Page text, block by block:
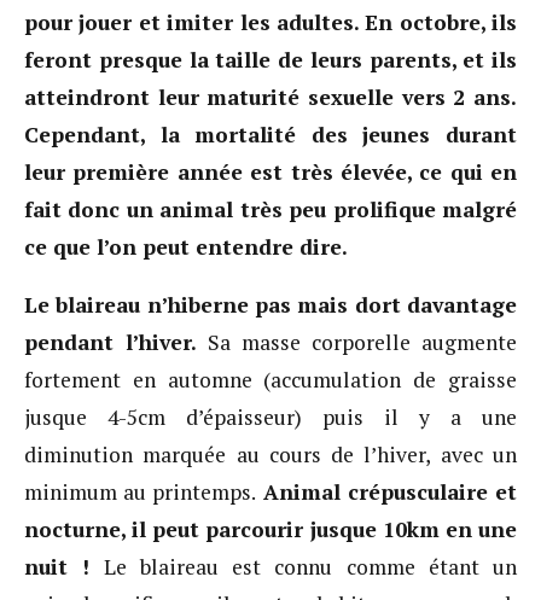
pour jouer et imiter les adultes. En octobre, ils
feront presque la taille de leurs parents, et ils
atteindront leur maturité sexuelle vers 2 ans.
Cependant, la mortalité des jeunes durant
leur première année est très élevée, ce qui en
fait donc un animal très peu prolifique malgré
ce que l’on peut entendre dire.
Le blaireau n’hiberne pas mais dort davantage
pendant l’hiver. Sa masse corporelle augmente
fortement en automne (accumulation de graisse
jusque 4-5cm d’épaisseur) puis il y a une
diminution marquée au cours de l’hiver, avec un
minimum au printemps. Animal crépusculaire et
nocturne, il peut parcourir jusque 10km en une
nuit ! Le blaireau est connu comme étant un